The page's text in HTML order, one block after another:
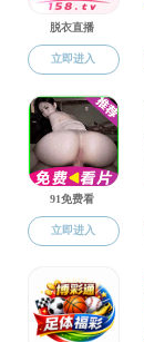
校友专栏
校友动态
校友名录
校友捐赠